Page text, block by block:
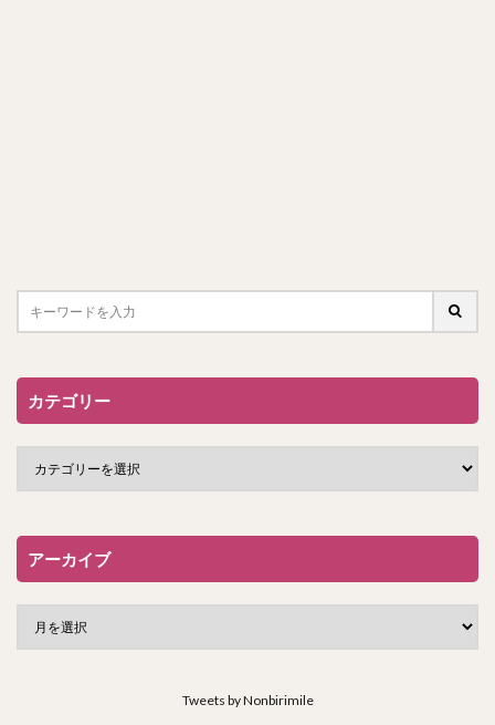
カテゴリー
アーカイブ
Tweets by Nonbirimile